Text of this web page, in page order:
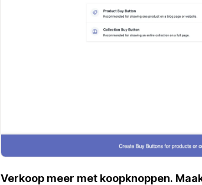
Verkoop meer met koopknoppen.